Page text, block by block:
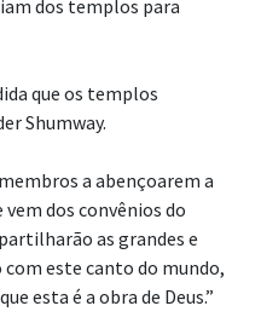
dos templos para
que os templos
Shumway.
a abençoarem a
vem dos convênios do
as grandes e
este canto do mundo,
esta é a obra de Deus.”